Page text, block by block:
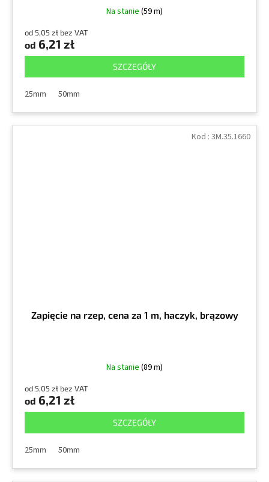
Na stanie (59 m)
od 5,05 zł bez VAT
od 6,21 zł
SZCZEGÓŁY
25mm 50mm
Zapięcie na rzep, cena za 1 m, haczyk, brązowy
Na stanie (89 m)
od 5,05 zł bez VAT
od 6,21 zł
SZCZEGÓŁY
25mm 50mm
Kod : 3M.35.1660